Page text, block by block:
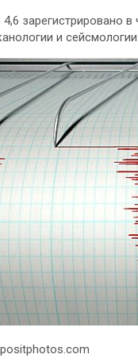
зарегистрировано
и